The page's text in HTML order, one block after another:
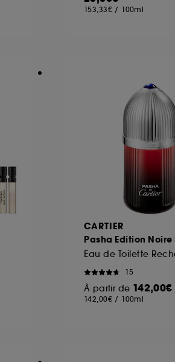
153,33€ / 100ml
CARTIER
Pasha Edition Noire
15
À partir de 142,00€
142,00€ / 100ml